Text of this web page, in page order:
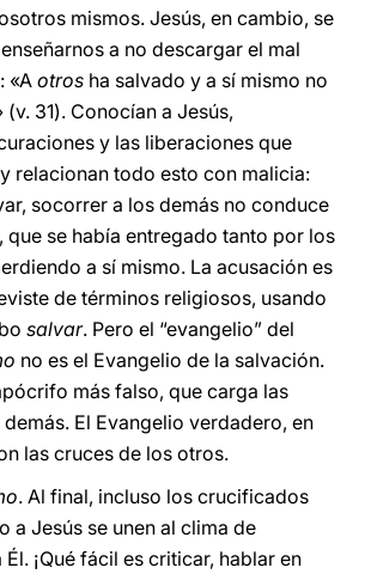
mismos. Jesús, en cambio, se
a no descargar el mal
«A otros ha salvado y a sí mismo no
31). Conocían a Jesús,
y las liberaciones que
relacionan todo esto con malicia:
socorrer a los demás no conduce
que se había entregado tanto por los
a sí mismo. La acusación es
de términos religiosos, usando
salvar. Pero el “evangelio” del
no es el Evangelio de la salvación.
más falso, que carga las
El Evangelio verdadero, en
las cruces de los otros.
. Al final, incluso los crucificados
a Jesús se unen al clima de
¡Qué fácil es criticar, hablar en